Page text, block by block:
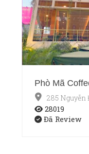
Phò Mã
285 Nguyễn
28019
Đã Review